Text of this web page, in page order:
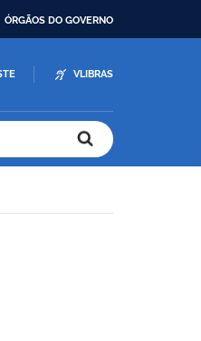
ÓRGÃOS DO GOVERNO
VLIBRAS